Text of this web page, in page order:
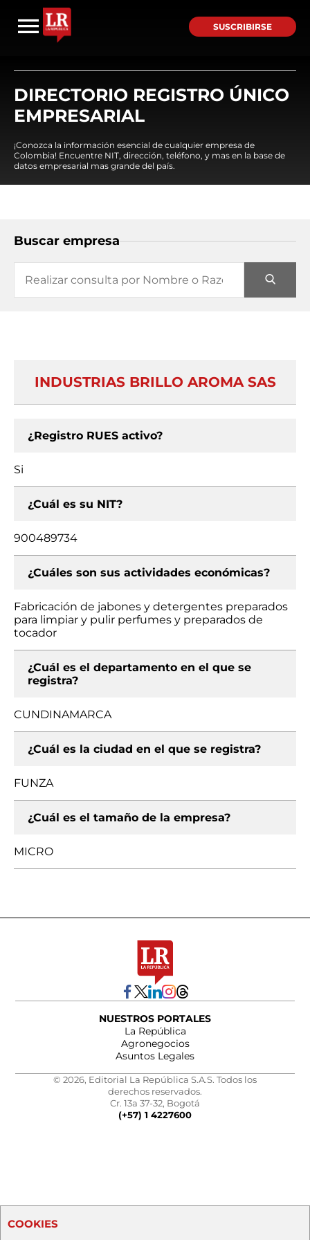
SUSCRIBIRSE
DIRECTORIO REGISTRO ÚNICO
EMPRESARIAL
¡Conozca la información esencial de cualquier empresa de
Colombia! Encuentre NIT, dirección, teléfono, y mas en la base de
datos empresarial mas grande del país.
Buscar empresa
INDUSTRIAS BRILLO AROMA SAS
¿Registro RUES activo?
Si
¿Cuál es su NIT?
900489734
¿Cuáles son sus actividades económicas?
Fabricación de jabones y detergentes preparados
para limpiar y pulir perfumes y preparados de
tocador
¿Cuál es el departamento en el que se
registra?
CUNDINAMARCA
¿Cuál es la ciudad en el que se registra?
FUNZA
¿Cuál es el tamaño de la empresa?
MICRO
NUESTROS PORTALES
La República
Agronegocios
Asuntos Legales
© 2026, Editorial La República S.A.S. Todos los
derechos reservados.
Cr. 13a 37-32, Bogotá
(+57) 1 4227600
COOKIES